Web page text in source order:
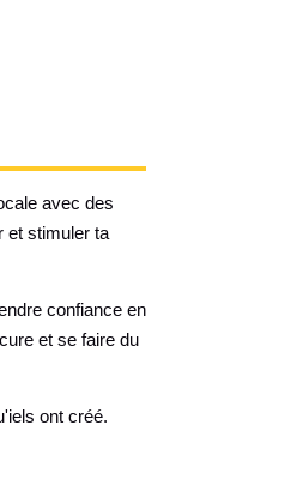
avec des
et stimuler ta
confiance en
et se faire du
ont créé.